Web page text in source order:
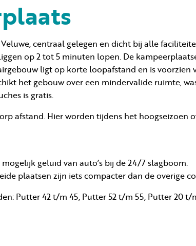
centraal gelegen en dicht bij alle
op 2 tot 5 minuten lopen. De
ligt op korte loopafstand en is voorzien
het gebouw over een mindervalide ruimte,
is gratis.
afstand. Hier worden tijdens het hoogseizoen
geluid van auto’s bij de 24/7 slagboom.
plaatsen zijn iets compacter dan de overige
Putter 42 t/m 45, Putter 52 t/m 55, Putter 20 t/